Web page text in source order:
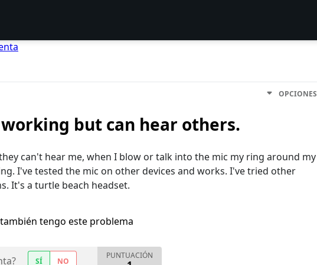
OPCIONES
but can hear others.
can't hear me, when I blow or talk into the mic my ring around my
I've tested the mic on other devices and works. I've tried other
It's a turtle beach headset.
tengo este problema
SÍ NO
PUNTUACIÓN